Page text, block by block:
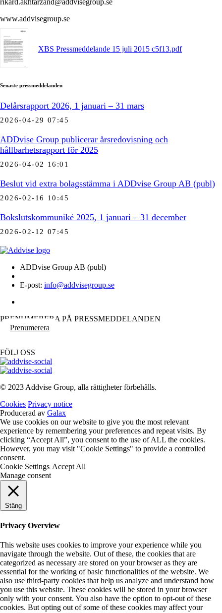
www.addvisegroup.se
XBS Pressmeddelande 15 juli 2015 c5f13.pdf
Senaste pressmeddelanden
Delårsrapport 2026, 1 januari – 31 mars
2026-04-29 07:45
ADDvise Group publicerar årsredovisning och
hållbarhetsrapport för 2025
2026-04-02 16:01
Beslut vid extra bolagsstämma i ADDvise Group AB (publ)
2026-02-16 10:45
Bokslutskommuniké 2025, 1 januari – 31 december
2026-02-12 07:45
ADDvise Group AB (publ)
E-post: info@addvisegroup.se
PRENUMERERA PÅ PRESSMEDDELANDEN
Prenumerera
FÖLJ OSS
© 2023 Addvise Group, alla rättigheter förbehålls.
Cookies Privacy notice
Producerad av Galax
We use cookies on our website to give you the most relevant
experience by remembering your preferences and repeat visits. By
clicking “Accept All”, you consent to the use of ALL the cookies.
However, you may visit "Cookie Settings" to provide a controlled
consent.
Cookie Settings Accept All
Manage consent
Stäng
Privacy Overview
This website uses cookies to improve your experience while you
navigate through the website. Out of these, the cookies that are
categorized as necessary are stored on your browser as they are
essential for the working of basic functionalities of the website. We
also use third-party cookies that help us analyze and understand how
you use this website. These cookies will be stored in your browser
only with your consent. You also have the option to opt-out of these
cookies. But opting out of some of these cookies may affect your